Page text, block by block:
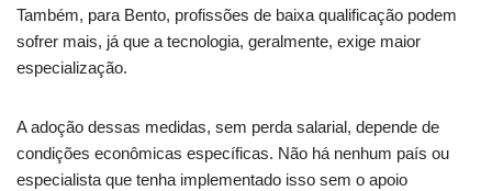
Também, para Bento, profissões de baixa qualificação podem
sofrer mais, já que a tecnologia, geralmente, exige maior
especialização.
A adoção dessas medidas, sem perda salarial, depende de
condições econômicas específicas. Não há nenhum país ou
especialista que tenha implementado isso sem o apoio